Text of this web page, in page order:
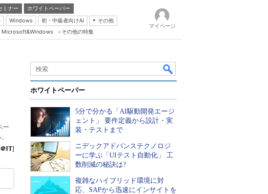
ミナー
ホワイトペーパー
Windows 初・中級者向けAI
その他
& Storage
Database Expert
＆ OSS
of IP Network
Security & Trust
Microsoft&Windows その他の特集
マイページ
ー
＠IT]
ホワイトペーパー
5分で分かる「AI駆動開発エージ
ェント」 要件定義から設計・実
装・テストまで
ニデックアドバンステクノロジ
ーに学ぶ「UIテスト自動化」 工
数削減の秘訣は?
複雑なハイブリッド環境に対
応、SAPから迅速にインサイトを